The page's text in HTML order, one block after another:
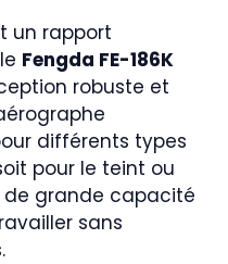
un rapport
Fengda FE-186K
robuste et
différents types
pour le teint ou
de grande capacité
sans